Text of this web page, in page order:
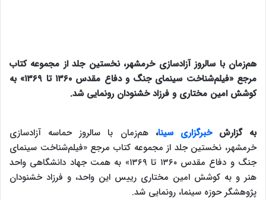
هم‌زمان با سالروز آزادسازی خرمشهر، نخستین جلد از مجموعه کتاب
مرجع «فیلم‌شناخت سینمای جنگ و دفاع مقدس ۱۳۶۰ تا ۱۳۶۹» به
کوشش امین مختاری و فرزاد خشنودان رونمایی شد.
به گزارشخبرگزاری سینا،هم‌زمان با سالروز حماسه آزادسازی
خرمشهر، نخستین جلد از مجموعه کتاب مرجع «فیلم‌شناخت سینمای
جنگ و دفاع مقدس ۱۳۶۰ تا ۱۳۶۹» به همت جهاد دانشگاهی واحد
هنر و به کوشش امین مختاری رییس این واحد، و فرزاد خشنودان
پژوهشگر حوزه سینما، رونمایی شد.